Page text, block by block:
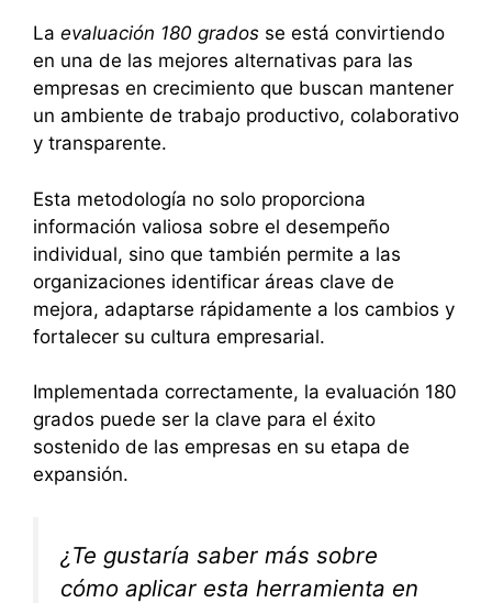
La evaluación 180 grados se está convirtiendo
en una de las mejores alternativas para las
empresas en crecimiento que buscan mantener
un ambiente de trabajo productivo, colaborativo
y transparente.
Esta metodología no solo proporciona
información valiosa sobre el desempeño
individual, sino que también permite a las
organizaciones identificar áreas clave de
mejora, adaptarse rápidamente a los cambios y
fortalecer su cultura empresarial.
Implementada correctamente, la evaluación 180
grados puede ser la clave para el éxito
sostenido de las empresas en su etapa de
expansión.
¿Te gustaría saber más sobre
cómo aplicar esta herramienta en